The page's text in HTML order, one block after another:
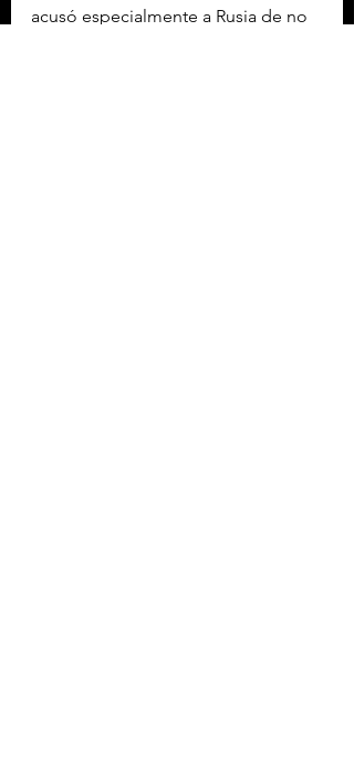
acusó especialmente a Rusia de no